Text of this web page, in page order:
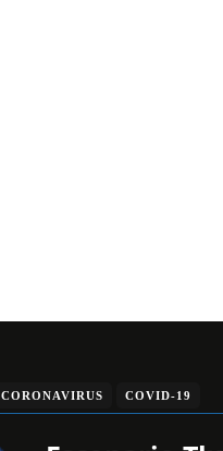
CORONAVIRUS COVID-19